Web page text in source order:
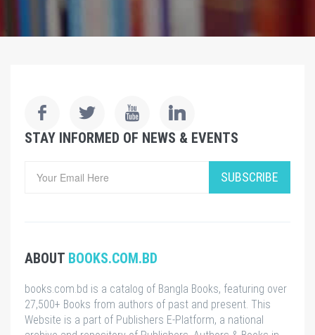
STAY INFORMED OF NEWS & EVENTS
SUBSCRIBE
ABOUT BOOKS.COM.BD
books.com.bd is a catalog of Bangla Books, featuring over
27,500+ Books from authors of past and present. This
Website is a part of Publishers E-Platform, a national